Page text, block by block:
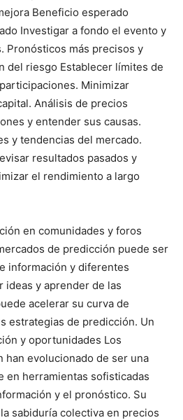
Beneficio esperado
Investigar a fondo el evento y
Pronósticos más precisos y
del riesgo Establecer límites de
Minimizar
Análisis de precios
y entender sus causas.
y tendencias del mercado.
resultados pasados y
el rendimiento a largo
en comunidades y foros
de predicción puede ser
información y diferentes
ideas y aprender de las
acelerar su curva de
estrategias de predicción. Un
y oportunidades Los
han evolucionado de ser una
en herramientas sofisticadas
y el pronóstico. Su
sabiduría colectiva en precios